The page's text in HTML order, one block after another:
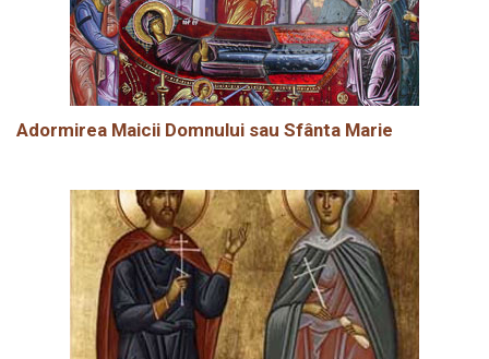
Adormirea Maicii Domnului sau Sfânta Marie